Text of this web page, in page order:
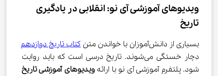
ویدیوهای آموزشی آی نو: انقلابی در یادگیری
تاریخ
بسیاری از دانش‌آموزان با خواندن متن
کتاب تاریخ دوازدهم
دچار خستگی می‌شوند. تاریخ درسی است که باید روایت
شود. پلتفرم آموزشی آی نو با ارائه ویدیوهای آموزشی تاریخ